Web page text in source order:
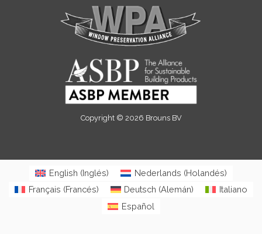
Copyright © 2026 Brouns BV
English (Inglés) Nederlands (Holandés)
Français (Francés) Deutsch (Alemán)
Italiano
Español